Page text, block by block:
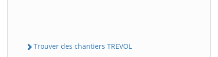
Trouver des chantiers TREVOL